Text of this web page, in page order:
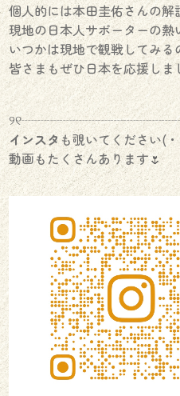
個人的には本田圭佑さんの
現地の日本人サポーターの
いつかは現地で観戦してみ
皆さまもぜひ日本を応援しま
インスタも覗いてください(
動画もたくさんあります🌷